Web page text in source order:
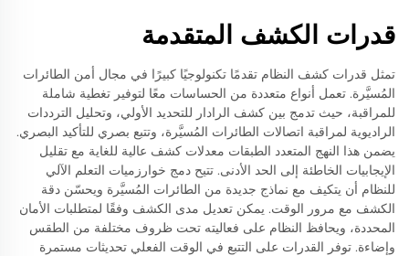
قدرات الكشف المتقدمة
تمثل قدرات كشف النظام تقدمًا تكنولوجيًا كبيرًا في مجال أمن الطائرات
المُسيَّرة. تعمل أنواع متعددة من الحساسات معًا لتوفير تغطية شاملة
للمراقبة، حيث تدمج بين كشف الرادار للتحديد الأولي، وتحليل الترددات
الراديوية لمراقبة اتصالات الطائرات المُسيَّرة، وتتبع بصري للتأكيد البصري.
يضمن هذا النهج المتعدد الطبقات معدلات كشف عالية للغاية مع تقليل
الإيجابيات الخاطئة إلى الحد الأدنى. تتيح دمج خوارزميات التعلم الآلي
للنظام أن يتكيف مع نماذج جديدة من الطائرات المُسيَّرة ويحسّن دقة
الكشف مع مرور الوقت. يمكن تعديل مدى الكشف وفقًا لمتطلبات الأمان
المحددة، ويحافظ النظام على فعاليته تحت ظروف مختلفة من الطقس
وإضاءة. توفر القدرات على التتبع في الوقت الفعلي تحديثات مستمرة